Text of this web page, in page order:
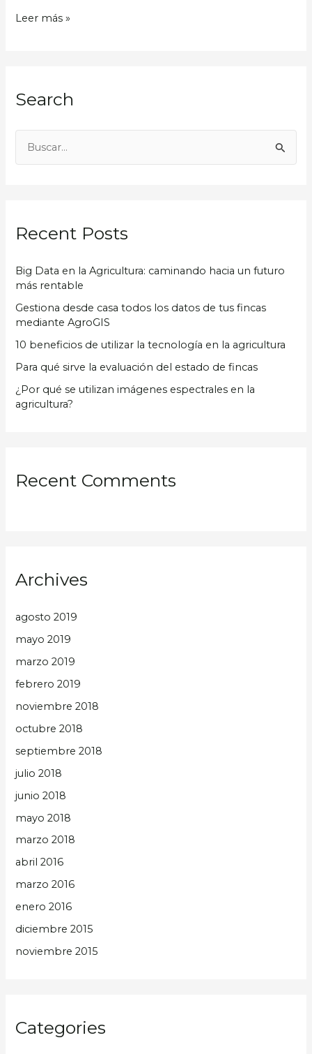
Leer más »
Search
a
p
o
r
Recent Posts
Big Data en la Agricultura: caminando hacia un futuro
más rentable
Gestiona desde casa todos los datos de tus fincas
mediante AgroGIS
10 beneficios de utilizar la tecnología en la agricultura
Para qué sirve la evaluación del estado de fincas
¿Por qué se utilizan imágenes espectrales en la
agricultura?
Recent Comments
Archives
agosto 2019
mayo 2019
marzo 2019
febrero 2019
noviembre 2018
octubre 2018
septiembre 2018
julio 2018
junio 2018
mayo 2018
marzo 2018
abril 2016
marzo 2016
enero 2016
diciembre 2015
noviembre 2015
Categories